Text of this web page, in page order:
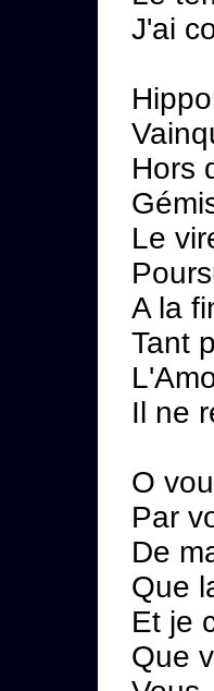
J'ai
Hors
Le
A la
Tant
Il ne
O
Par
De
Que
Et je
Que